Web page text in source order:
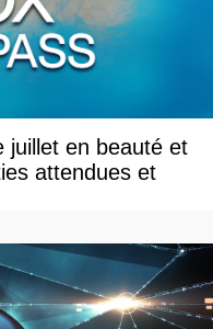
juillet en beauté et
attendues et